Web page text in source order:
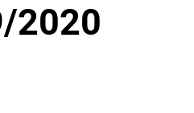
2020